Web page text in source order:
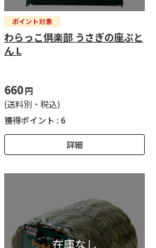
わらっこ倶楽部 うさぎの座ぶと
ん L
660円
(送料別・税込)
獲得ポイント : 6
詳細